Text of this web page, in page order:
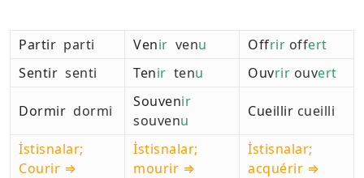
Partir parti Venir venu Offrir offert
Sentir senti Tenir tenu Ouvrir ouvert
Dormir dormi
Souvenir
souvenu
Cueillir cueilli
İstisnalar;
Courir ⇒
İstisnalar;
mourir ⇒
İstisnalar;
acquérir ⇒